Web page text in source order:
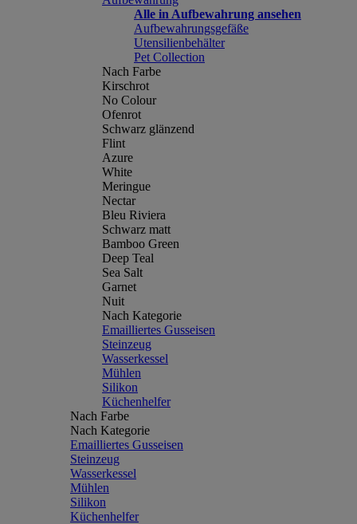
Alle in Aufbewahrung ansehen
Aufbewahrungsgefäße
Utensilienbehälter
Pet Collection
Nach Farbe
Kirschrot
No Colour
Ofenrot
Schwarz glänzend
Flint
Azure
White
Meringue
Nectar
Bleu Riviera
Schwarz matt
Bamboo Green
Deep Teal
Sea Salt
Garnet
Nuit
Nach Kategorie
Emailliertes Gusseisen
Steinzeug
Wasserkessel
Mühlen
Silikon
Küchenhelfer
Nach Farbe
Nach Kategorie
Emailliertes Gusseisen
Steinzeug
Wasserkessel
Mühlen
Silikon
Küchenhelfer